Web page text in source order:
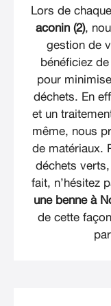
Lors de chaque
aconin (2),
gestion de
bénéficiez
pour
déchets. En
et un
même, nous
de matériaux.
déchets
fait, n’hésitez
une benne à
de cette